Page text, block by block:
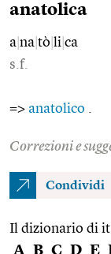
anatolica
a na tò li ca
s.f.
=> anatolico
Correzioni e
Condividi
Il dizionario di
A B C D E